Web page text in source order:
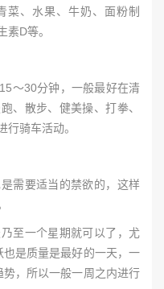
、水果、牛奶、面粉制
素D等。
～30分钟，一般最好在清
、散步、健美操、打拳、
骑车活动。
需要适当的禁欲的，这样
至一个星期就可以了，尤
是质量是最好的一天，一
，所以一般一周之内进行